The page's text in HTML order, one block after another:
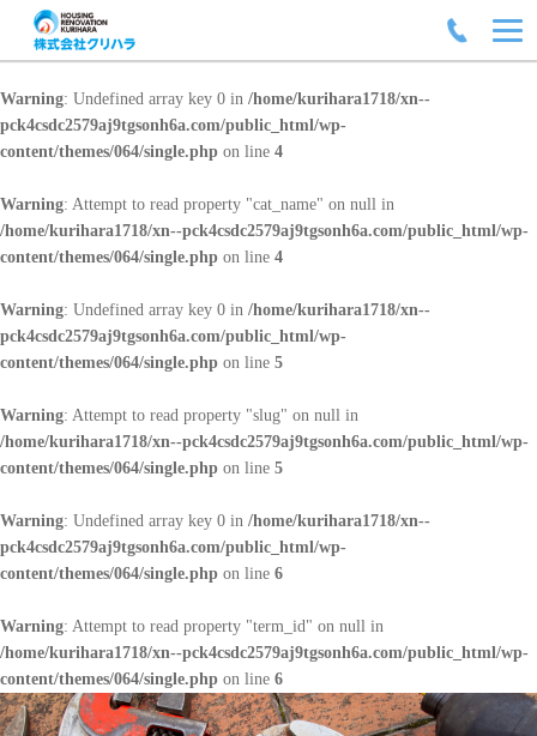
Warning: Undefined array key 0 in /home/kurihara1718/xn--
pck4csdc2579aj9tgsonh6a.com/public_html/wp-
content/themes/064/single.php on line 4
Warning: Attempt to read property "cat_name" on null in
/home/kurihara1718/xn--pck4csdc2579aj9tgsonh6a.com/public_html/wp-
content/themes/064/single.php on line 4
Warning: Undefined array key 0 in /home/kurihara1718/xn--
pck4csdc2579aj9tgsonh6a.com/public_html/wp-
content/themes/064/single.php on line 5
Warning: Attempt to read property "slug" on null in
/home/kurihara1718/xn--pck4csdc2579aj9tgsonh6a.com/public_html/wp-
content/themes/064/single.php on line 5
Warning: Undefined array key 0 in /home/kurihara1718/xn--
pck4csdc2579aj9tgsonh6a.com/public_html/wp-
content/themes/064/single.php on line 6
Warning: Attempt to read property "term_id" on null in
/home/kurihara1718/xn--pck4csdc2579aj9tgsonh6a.com/public_html/wp-
content/themes/064/single.php on line 6